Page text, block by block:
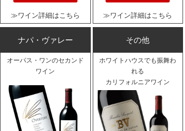
≫ワイン詳細はこちら ≫ワイン詳細はこちら
ナパ・ヴァレー
オーパス・ワンのセカンド
ワイン
その他
ホワイトハウスでも振舞わ
れる
カリフォルニアワイン